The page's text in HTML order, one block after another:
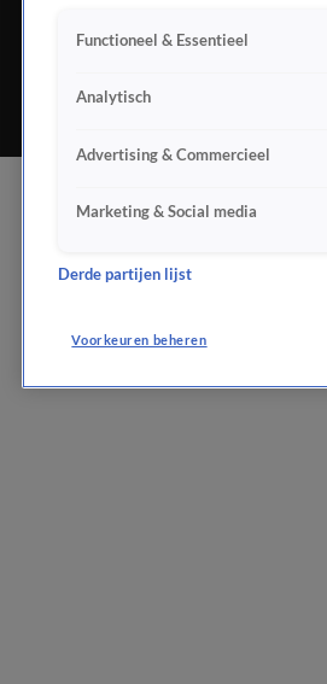
Functioneel & Essentieel
Analytisch
Advertising & Commercieel
Marketing & Social media
Derde partijen lijst
Voorkeuren beheren